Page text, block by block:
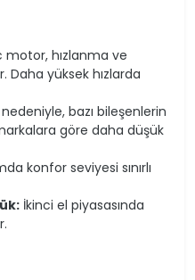
motor, hızlanma ve
Daha yüksek hızlarda
bazı bileşenlerin
göre daha düşük
konfor seviyesi sınırlı
İkinci el piyasasında